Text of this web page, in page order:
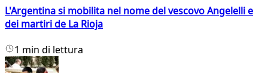
L'Argentina si mobilita nel nome del vescovo Angelelli e
dei martiri de La Rioja
1 min di lettura